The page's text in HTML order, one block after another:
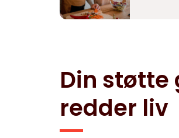
Din støtte
redder liv